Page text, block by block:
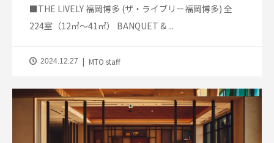
■THE LIVELY 福岡博多 (ザ・ライブリー福岡博多) 全
224室（12㎡～41㎡） BANQUET & ...
2024.12.27 MTO staff